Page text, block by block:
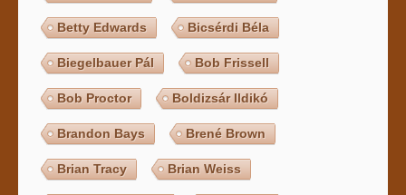
Betty Edwards Bicsérdi Béla
Biegelbauer Pál Bob Frissell
Bob Proctor Boldizsár Ildikó
Brandon Bays Brené Brown
Brian Tracy Brian Weiss